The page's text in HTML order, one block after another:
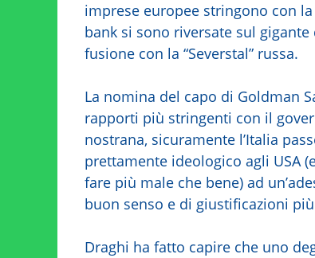
imprese europee stringono con
bank si sono riversate sul gigante
fusione con la “Severstal” russa.
La nomina del capo di Goldman
rapporti più stringenti con il
nostrana, sicuramente l’Italia
prettamente ideologico agli USA
fare più male che bene) ad
buon senso e di giustificazioni
Draghi ha fatto capire che uno